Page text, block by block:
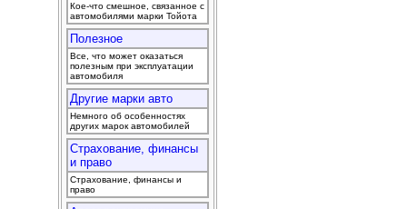
Кое-что смешное, связанное с
автомобилями марки Тойота
Полезное
Все, что может оказаться
полезным при эксплуатации
автомобиля
Другие марки авто
Немного об особенностях
других марок автомобилей
Страхование, финансы
и право
Страхование, финансы и
право